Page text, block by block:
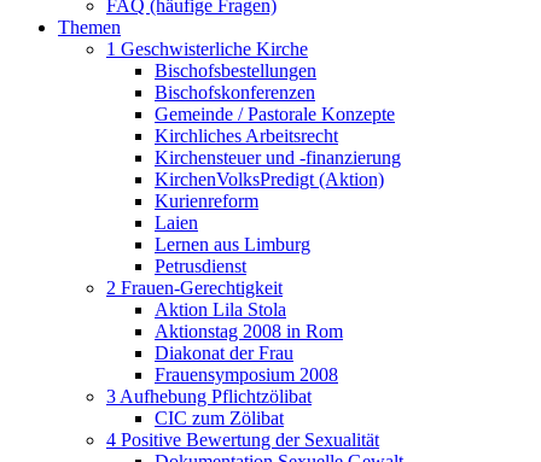
FAQ (häufige Fragen)
Themen
1 Geschwisterliche Kirche
Bischofsbestellungen
Bischofskonferenzen
Gemeinde / Pastorale Konzepte
Kirchliches Arbeitsrecht
Kirchensteuer und -finanzierung
KirchenVolksPredigt (Aktion)
Kurienreform
Laien
Lernen aus Limburg
Petrusdienst
2 Frauen-Gerechtigkeit
Aktion Lila Stola
Aktionstag 2008 in Rom
Diakonat der Frau
Frauensymposium 2008
3 Aufhebung Pflichtzölibat
CIC zum Zölibat
4 Positive Bewertung der Sexualität